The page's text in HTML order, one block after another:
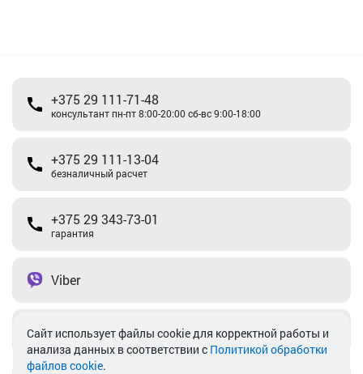
+375 29 111-71-48
консультант пн-пт 8:00-20:00 сб-вс 9:00-18:00
+375 29 111-13-04
безналичный расчет
+375 29 343-73-01
гарантия
Viber
Telegram
Cайт использует файлы cookie для корректной работы и
анализа данных в соответствии с Политикой обработки
файлов cookie.